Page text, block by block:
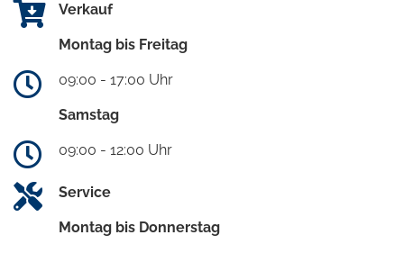
Verkauf
Montag bis Freitag
09:00 - 17:00 Uhr
Samstag
09:00 - 12:00 Uhr
Service
Montag bis Donnerstag